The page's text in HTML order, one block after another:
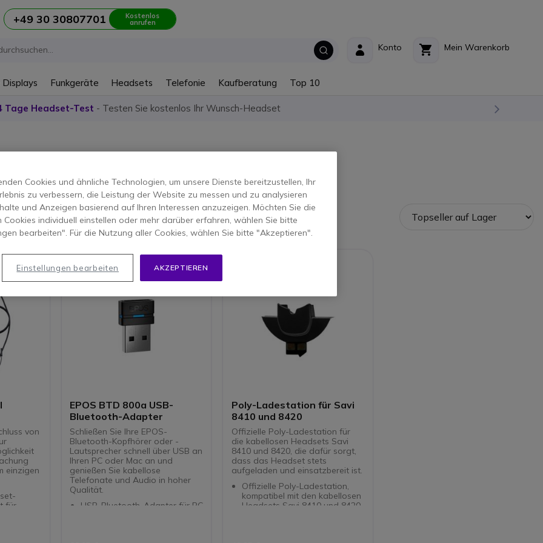
+49 30 30807701 Kostenlos
anrufen
Mein Warenkorb
Konto
Funkgeräte Headsets Telefonie Kaufberatung Top 10
Tage Headset-Test - Testen Sie kostenlos Ihr Wunsch-Headset
Bildung
von
einzigen
für
EPOS BTD 800a USB-
Bluetooth-Adapter
Schließen Sie Ihre EPOS-
Bluetooth-Kopfhörer oder -
Lautsprecher schnell über USB an
Ihren PC oder Mac an und
genießen Sie kabellose
Telefonate und Audio in hoher
Qualität.
USB-Bluetooth-Adapter für PC
Poly-Ladestation für Savi
8410 und 8420
Offizielle Poly-Ladestation für
die kabellosen Headsets Savi
8410 und 8420, die dafür sorgt,
dass das Headset stets
aufgeladen und einsatzbereit ist.
Offizielle Poly-Ladestation,
kompatibel mit den kabellosen
Headsets Savi 8410 und 8420
Cookies und ähnliche Technologien, um unsere Dienste bereitzustellen, Ihr
zu verbessern, die Leistung der Website zu messen und zu analysieren
und Anzeigen basierend auf Ihren Interessen anzuzeigen. Möchten Sie die
Cookies individuell einstellen oder mehr darüber erfahren, wählen Sie bitte
bearbeiten". Für die Nutzung aller Cookies, wählen Sie bitte "Akzeptieren".
AKZEPTIEREN
Einstellungen bearbeiten